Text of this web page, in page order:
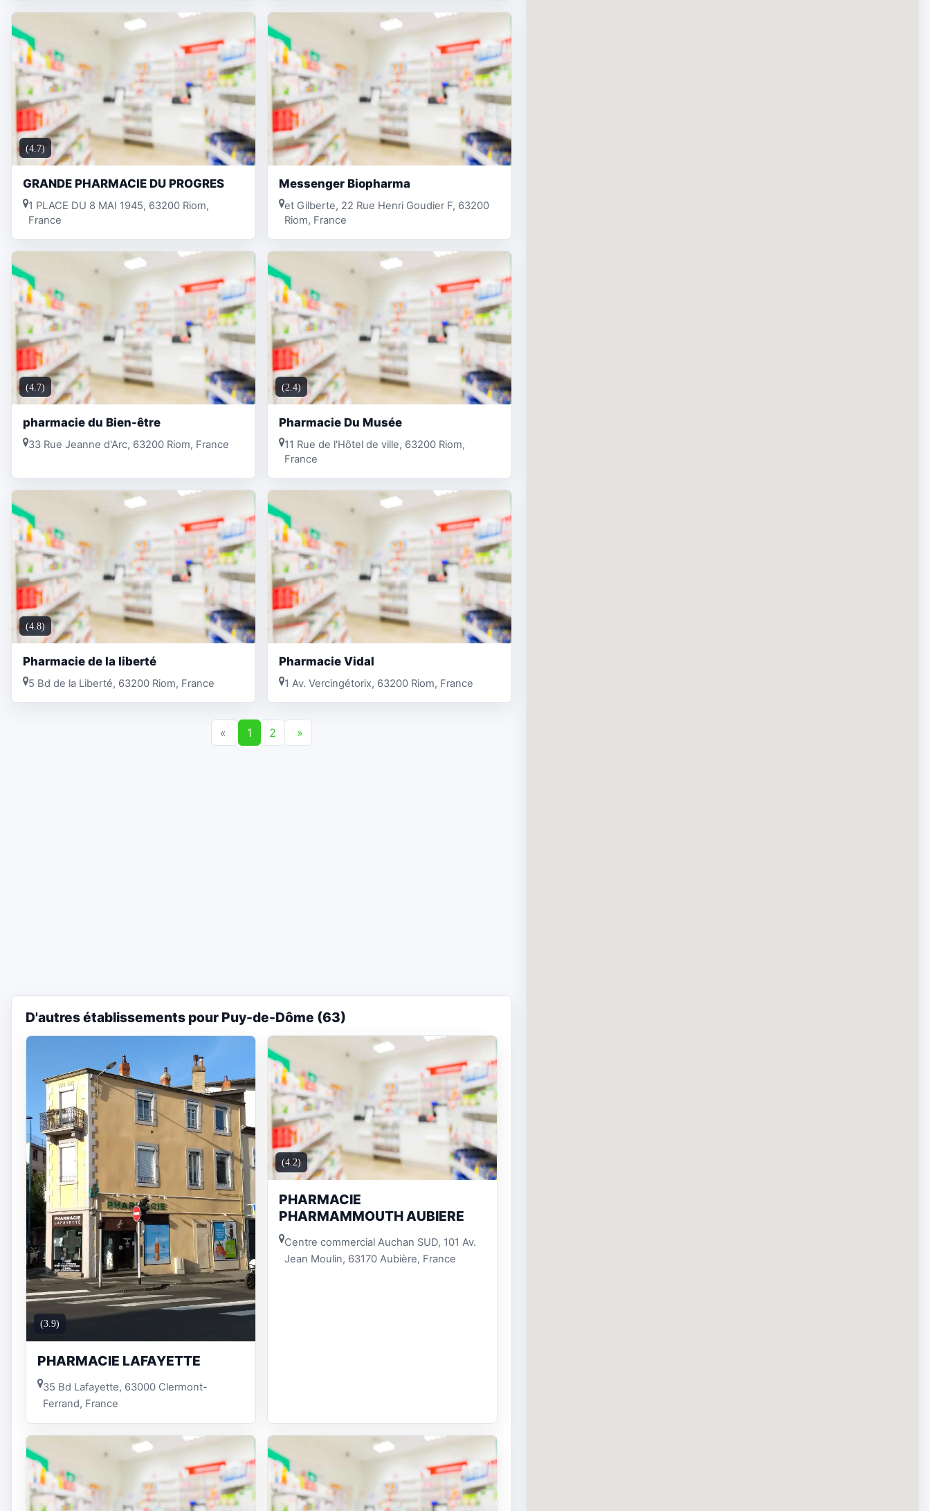
(4.7)
GRANDE PHARMACIE DU PROGRES
1 PLACE DU 8 MAI 1945, 63200 Riom,
France
Messenger Biopharma
et Gilberte, 22 Rue Henri Goudier F, 63200
Riom, France
(4.7)
pharmacie du Bien-être
33 Rue Jeanne d'Arc, 63200 Riom, France
(2.4)
Pharmacie Du Musée
11 Rue de l'Hôtel de ville, 63200 Riom,
France
(4.8)
Pharmacie de la liberté
5 Bd de la Liberté, 63200 Riom, France
Pharmacie Vidal
1 Av. Vercingétorix, 63200 Riom, France
« 1 2 »
D'autres établissements pour Puy-de-Dôme (63)
(3.9)
PHARMACIE LAFAYETTE
35 Bd Lafayette, 63000 Clermont-
Ferrand, France
(4.2)
PHARMACIE
PHARMAMMOUTH AUBIERE
Centre commercial Auchan SUD, 101 Av.
Jean Moulin, 63170 Aubière, France